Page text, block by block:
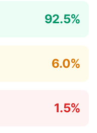
92.5%
6.0%
1.5%